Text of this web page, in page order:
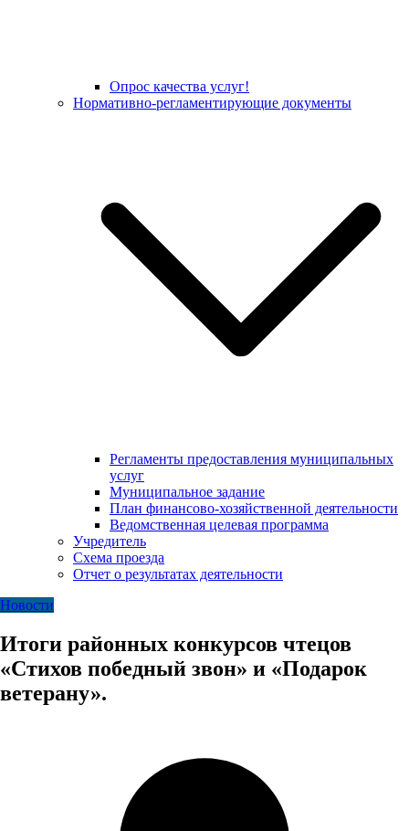
Опрос качества услуг!
Нормативно-регламентирующие документы
Регламенты предоставления муниципальных
услуг
Муниципальное задание
План финансово-хозяйственной деятельности
Ведомственная целевая программа
Учредитель
Схема проезда
Отчет о результатах деятельности
Новости
Итоги районных конкурсов чтецов
«Стихов победный звон» и «Подарок
ветерану».